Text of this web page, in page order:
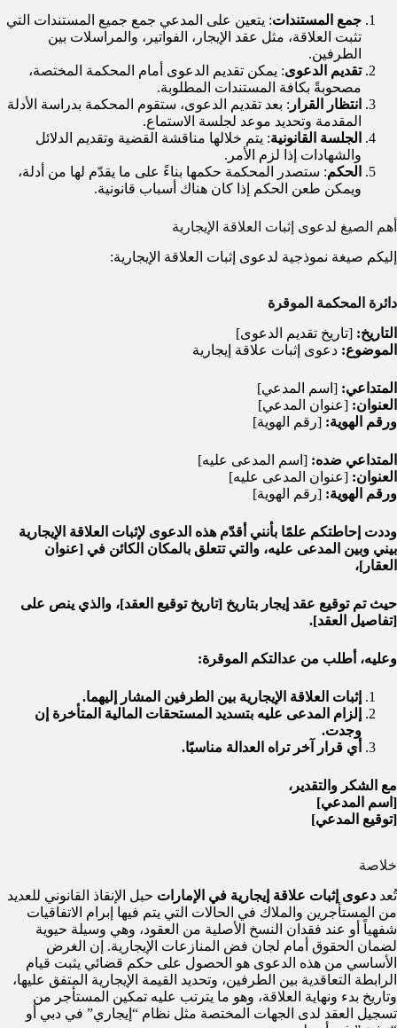
جمع المستندات: يتعين على المدعي جمع جميع المستندات التي
تثبت العلاقة، مثل عقد الإيجار، الفواتير، والمراسلات بين
الطرفين.
تقديم الدعوى: يمكن تقديم الدعوى أمام المحكمة المختصة،
مصحوبةً بكافة المستندات المطلوبة.
انتظار القرار : بعد تقديم الدعوى، ستقوم المحكمة بدراسة الأدلة
المقدمة وتحديد موعد لجلسة الاستماع.
الجلسة القانونية: يتم خلالها مناقشة القضية وتقديم الدلائل
والشهادات إذا لزم الأمر.
الحكم: ستصدر المحكمة حكمها بناءً على ما يقدّم لها من أدلة،
ويمكن طعن الحكم إذا كان هناك أسباب قانونية.
أهم الصيغ لدعوى إثبات العلاقة الإيجارية
إليكم صيغة نموذجية لدعوى إثبات العلاقة الإيجارية:
دائرة المحكمة الموقرة
التاريخ: [تاريخ تقديم الدعوى]
الموضوع: دعوى إثبات علاقة إيجارية
المتداعي: [اسم المدعي]
العنوان: [عنوان المدعي]
ورقم الهوية: [رقم الهوية]
المتداعي ضده: [اسم المدعى عليه]
العنوان: [عنوان المدعى عليه]
ورقم الهوية: [رقم الهوية]
وددت إحاطتكم علمًا بأنني أقدّم هذه الدعوى لإثبات العلاقة الإيجارية
بيني وبين المدعى عليه، والتي تتعلق بالمكان الكائن في [عنوان
العقار]،
حيث تم توقيع عقد إيجار بتاريخ [تاريخ توقيع العقد]، والذي ينص على
[تفاصيل العقد].
وعليه، أطلب من عدالتكم الموقرة:
إثبات العلاقة الإيجارية بين الطرفين المشار إليهما.
إلزام المدعى عليه بتسديد المستحقات المالية المتأخرة إن
وجدت.
أي قرار آخر تراه العدالة مناسبًا.
مع الشكر والتقدير،
[اسم المدعي]
[توقيع المدعي]
خلاصة
تُعد دعوى إثبات علاقة إيجارية في الإمارات حبل الإنقاذ القانوني للعديد
من المستأجرين والملاك في الحالات التي يتم فيها إبرام الاتفاقيات
شفهياً أو عند فقدان النسخ الأصلية من العقود، وهي وسيلة حيوية
لضمان الحقوق أمام لجان فض المنازعات الإيجارية. إن الغرض
الأساسي من هذه الدعوى هو الحصول على حكم قضائي يثبت قيام
الرابطة التعاقدية بين الطرفين، وتحديد القيمة الإيجارية المتفق عليها،
وتاريخ بدء ونهاية العلاقة، وهو ما يترتب عليه تمكين المستأجر من
تسجيل العقد لدى الجهات المختصة مثل نظام “إيجاري” في دبي أو